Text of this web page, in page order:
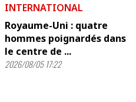
INTERNATIONAL
Royaume-Uni : quatre
hommes poignardés dans
le centre de ...
2026/08/05 17:22